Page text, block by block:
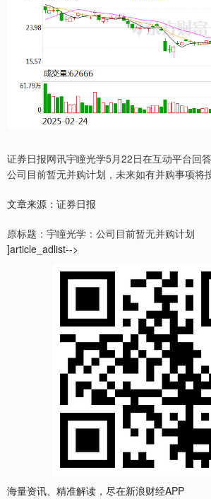
证券日报网讯宇瞳光学5月22日在互动平台回
公司目前暂无并购计划，未来如有并购事项将
文章来源：证券日报
原标题：宇瞳光学：公司目前暂无并购计划
]article_adlist-->
海量资讯、精准解读，尽在新浪财经APP